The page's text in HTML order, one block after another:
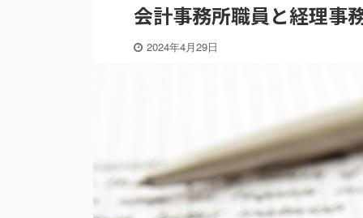
会計事務所職員と経理事
2024年4月29日